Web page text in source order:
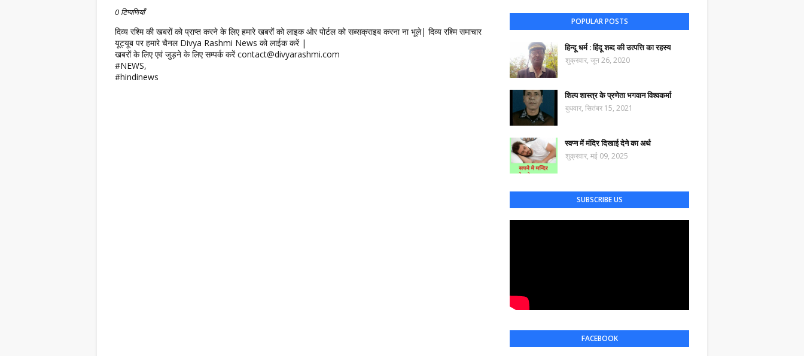
0 टिप्पणियाँ
दिव्य रश्मि की खबरों को प्राप्त करने के लिए हमारे खबरों को लाइक ओर पोर्टल को सब्सक्राइब करना ना भूले| दिव्य रश्मि समाचार
यूट्यूब पर हमारे चैनल Divya Rashmi News को लाईक करें |
खबरों के लिए एवं जुड़ने के लिए सम्पर्क करें contact@divyarashmi.com
#NEWS,
#hindinews
POPULAR POSTS
हिन्दू धर्म : हिंदू शब्द की उत्पत्ति का रहस्य
शुक्रवार, जून 26, 2020
शिल्प शास्त्र के प्रणेता भगवान विश्वकर्मा
बुधवार, सितंबर 15, 2021
स्वप्न में मंदिर दिखाई देने का अर्थ
शुक्रवार, मई 09, 2025
SUBSCRIBE US
FACEBOOK